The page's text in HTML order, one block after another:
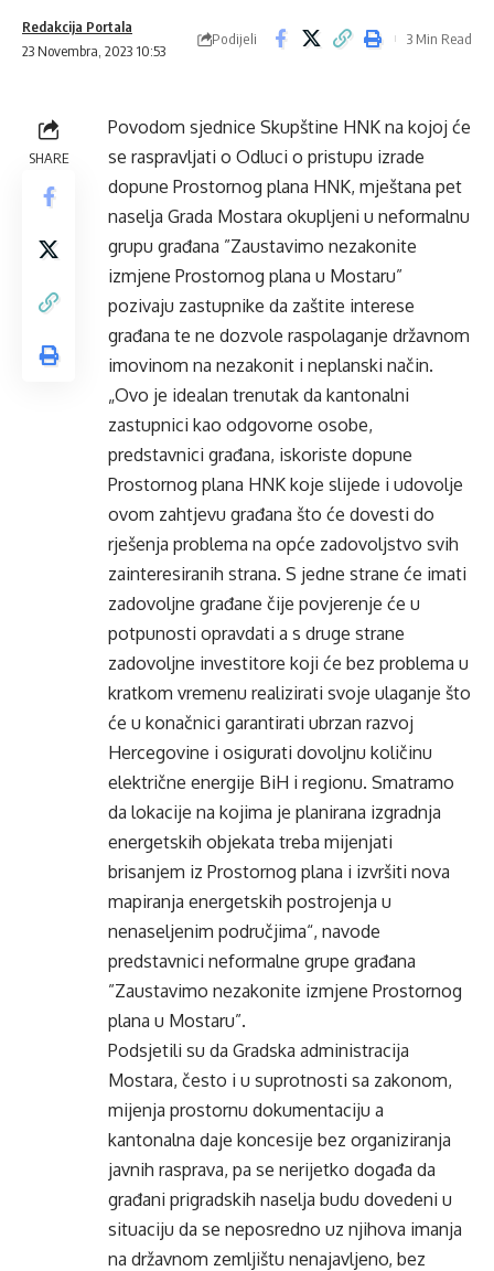
23 Novembra, 2023 10:53
Redakcija Portala
Podijeli 3 Min Read
SHARE
Povodom sjednice Skupštine HNK na kojoj će
se raspravljati o Odluci o pristupu izrade
dopune Prostornog plana HNK, mještana pet
naselja Grada Mostara okupljeni u neformalnu
grupu građana ”Zaustavimo nezakonite
izmjene Prostornog plana u Mostaru”
pozivaju zastupnike da zaštite interese
građana te ne dozvole raspolaganje državnom
imovinom na nezakonit i neplanski način.
„Ovo je idealan trenutak da kantonalni
zastupnici kao odgovorne osobe,
predstavnici građana, iskoriste dopune
Prostornog plana HNK koje slijede i udovolje
ovom zahtjevu građana što će dovesti do
rješenja problema na opće zadovoljstvo svih
zainteresiranih strana. S jedne strane će imati
zadovoljne građane čije povjerenje će u
potpunosti opravdati a s druge strane
zadovoljne investitore koji će bez problema u
kratkom vremenu realizirati svoje ulaganje što
će u konačnici garantirati ubrzan razvoj
Hercegovine i osigurati dovoljnu količinu
električne energije BiH i regionu. Smatramo
da lokacije na kojima je planirana izgradnja
energetskih objekata treba mijenjati
brisanjem iz Prostornog plana i izvršiti nova
mapiranja energetskih postrojenja u
nenaseljenim područjima“, navode
predstavnici neformalne grupe građana
”Zaustavimo nezakonite izmjene Prostornog
plana u Mostaru”.
Podsjetili su da Gradska administracija
Mostara, često i u suprotnosti sa zakonom,
mijenja prostornu dokumentaciju a
kantonalna daje koncesije bez organiziranja
javnih rasprava, pa se nerijetko događa da
građani prigradskih naselja budu dovedeni u
situaciju da se neposredno uz njihova imanja
na državnom zemljištu nenajavljeno, bez